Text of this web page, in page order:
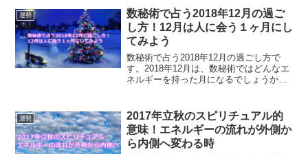
か？
運勢
数秘術で占う2018年12月の過ご
し方！12月は人に会う１ヶ月にし
てみよう
数秘術で占う2018年12月の過ごし方で
す。2018年12月は、数秘術ではどんなエ
ネルギーを持った月になるでしょうか？
運勢
2017年立秋のスピリチュアル的
意味！エネルギーの流れが外側か
ら内側へ変わる時